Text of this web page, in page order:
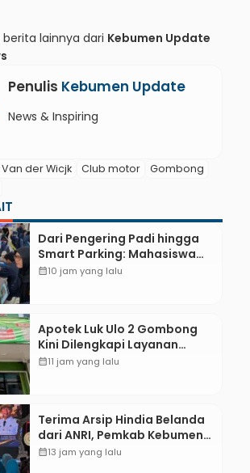
lainnya dari Kebumen Update
Penulis Kebumen Update
News & Inspiring
der Wicjk Club motor
Gombong
Dari Pengering Padi hingga
Smart Parking: Mahasiswa
UPB Unjuk Gigi Lewat
calendar_month10 jam yang lalu
Apotek Luk Ulo 2 Gombong
Kini Dilengkapi Layanan
Dokter Spesialis Anak
calendar_month11 jam yang lalu
Terima Arsip Hindia Belanda
dari ANRI, Pemkab Kebumen
Dorong Integrasi Sejarah,
calendar_month13 jam yang lalu